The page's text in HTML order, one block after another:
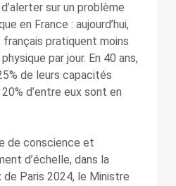
sur un problème
en France : aujourd’hui,
pratiquent moins
par jour. En 40 ans,
de leurs capacités
d’entre eux sont en
de conscience et
d’échelle, dans la
Paris 2024, le Ministre